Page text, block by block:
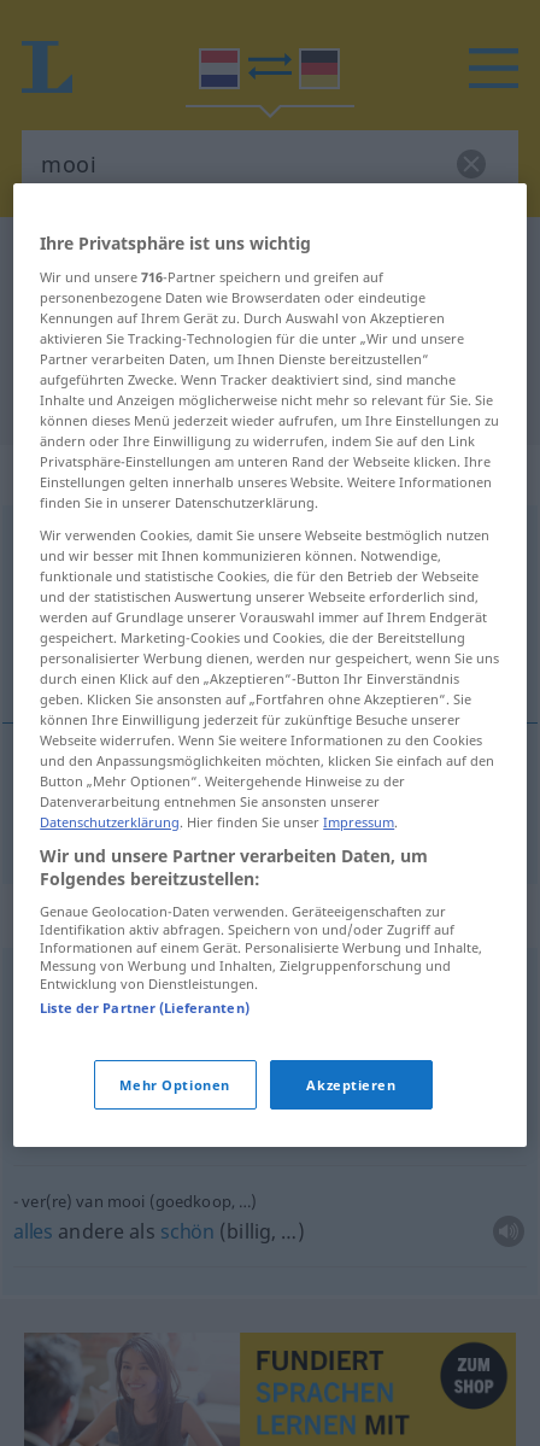
Niederländisch-Deutsch Wörterbuch
Niederländisch-Deutsch
Übersetzung für "mooi"
"mooi" Deutsch Übersetzung
„mooi“: bijvoeglijk naamwoord
mooi [moːĭ]adj
Übersicht aller Übersetzungen
(Für mehr Details die Übersetzung anklicken/antippen)
schön, hübsch
schön,hübsch mooi
Beispielsätze für "mooi"
mooiweerspelen
spelenmet
ver(re) van mooi (goedkoop, …)
alles andere als schön (billig, …)
Ihre Privatsphäre ist uns wichtig
Wir und unsere716-Partner speichern und greifen auf
personenbezogene Daten wie Browserdaten oder eindeutige
Kennungen auf Ihrem Gerät zu. Durch Auswahl von Akzeptieren
aktivieren Sie Tracking-Technologien für die unter „Wir und unsere
Partner verarbeiten Daten, um Ihnen Dienste bereitzustellen“
aufgeführten Zwecke. Wenn Tracker deaktiviert sind, sind manche
Inhalte und Anzeigen möglicherweise nicht mehr so relevant für Sie. Sie
können dieses Menü jederzeit wieder aufrufen, um Ihre Einstellungen zu
ändern oder Ihre Einwilligung zu widerrufen, indem Sie auf den Link
Privatsphäre-Einstellungen am unteren Rand der Webseite klicken. Ihre
Einstellungen gelten innerhalb unseres Website. Weitere Informationen
finden Sie in unserer Datenschutzerklärung.
Wir verwenden Cookies, damit Sie unsere Webseite bestmöglich nutzen
und wir besser mit Ihnen kommunizieren können. Notwendige,
funktionale und statistische Cookies, die für den Betrieb der Webseite
und der statistischen Auswertung unserer Webseite erforderlich sind,
werden auf Grundlage unserer Vorauswahl immer auf Ihrem Endgerät
gespeichert. Marketing-Cookies und Cookies, die der Bereitstellung
personalisierter Werbung dienen, werden nur gespeichert, wenn Sie uns
durch einen Klick auf den „Akzeptieren“-Button Ihr Einverständnis
geben. Klicken Sie ansonsten auf „Fortfahren ohne Akzeptieren“. Sie
können Ihre Einwilligung jederzeit für zukünftige Besuche unserer
Webseite widerrufen. Wenn Sie weitere Informationen zu den Cookies
und den Anpassungsmöglichkeiten möchten, klicken Sie einfach auf den
Button „Mehr Optionen“. Weitergehende Hinweise zu der
Datenverarbeitung entnehmen Sie ansonsten unserer
Datenschutzerklärung. Hier finden Sie unserImpressum.
Wir und unsere Partner verarbeiten Daten, um
Folgendes bereitzustellen:
Genaue Geolocation-Daten verwenden. Geräteeigenschaften zur
Identifikation aktiv abfragen. Speichern von und/oder Zugriff auf
Informationen auf einem Gerät. Personalisierte Werbung und Inhalte,
Messung von Werbung und Inhalten, Zielgruppenforschung und
Entwicklung von Dienstleistungen.
Liste der Partner (Lieferanten)
Mehr Optionen Akzeptieren